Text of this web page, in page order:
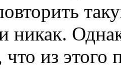
никак.
из этого